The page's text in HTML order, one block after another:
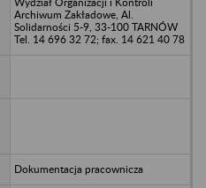
Archiwum Zakładowe, Al.
Solidarności 5-9, 33-100 TARNÓW
Tel. 14 696 32 72; fax. 14 621 40 78
Dokumentacja pracownicza